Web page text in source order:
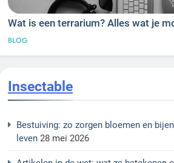
Wat is een terrarium? Alles wat je
BLOG
Insectable
Bestuiving: zo zorgen bloemen en
leven 28 mei 2026